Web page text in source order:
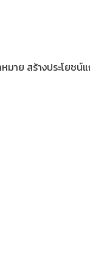
หมาย สร้างประโยช